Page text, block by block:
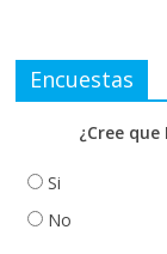
Encuestas
¿Cree
Si
No